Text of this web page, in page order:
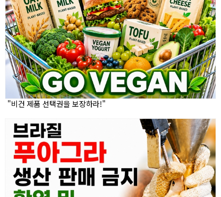
"비건 제품 선택권을 보장하라!"